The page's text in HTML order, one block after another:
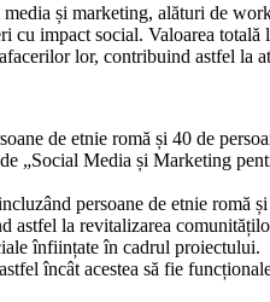
și marketing, alături de
impact social. Valoarea
lor, contribuind astfel la
de etnie romă și 40 de
„Social Media și Marketing
persoane de etnie romă
astfel la revitalizarea
înființate în cadrul proiectului.
încât acestea să fie